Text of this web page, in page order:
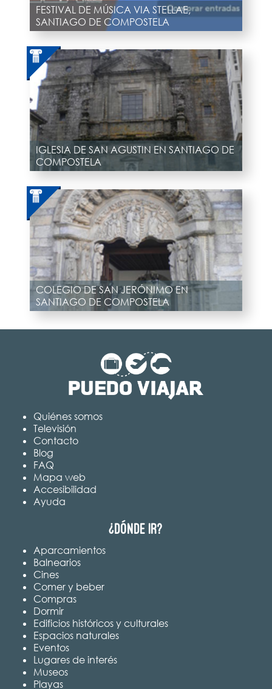
FESTIVAL DE MÚSICA VIA STELLAE,
SANTIAGO DE COMPOSTELA
IGLESIA DE SAN AGUSTIN EN SANTIAGO DE
COMPOSTELA
COLEGIO DE SAN JERÓNIMO EN
SANTIAGO DE COMPOSTELA
Quiénes somos
Televisión
Contacto
Blog
FAQ
Mapa web
Accesibilidad
Ayuda
¿Dónde ir?
Aparcamientos
Balnearios
Cines
Comer y beber
Compras
Dormir
Edificios históricos y culturales
Espacios naturales
Eventos
Lugares de interés
Museos
Playas